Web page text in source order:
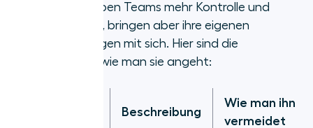
Power Dialer geben Teams mehr Kontrolle und
Personalisierung, bringen aber ihre eigenen
Herausforderungen mit sich. Hier sind die
häufigsten und wie man sie angeht:
Beschreibung
Wie man ihn
vermeidet